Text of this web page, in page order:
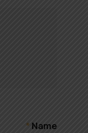
Name
*